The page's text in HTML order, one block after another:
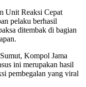
Unit Reaksi Cepat
pelaku berhasil
ditembak di bagian
Kompol Jama
ini merupakan hasil
pembegalan yang viral